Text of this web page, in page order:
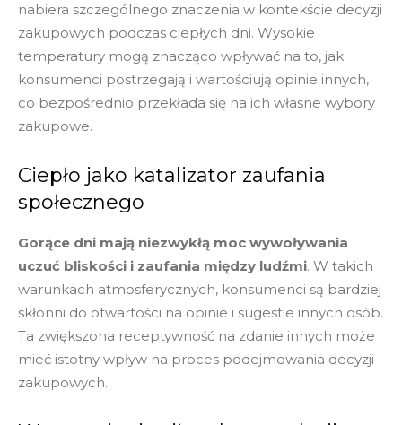
nabiera szczególnego znaczenia w kontekście decyzji
zakupowych podczas ciepłych dni. Wysokie
temperatury mogą znacząco wpływać na to, jak
konsumenci postrzegają i wartościują opinie innych,
co bezpośrednio przekłada się na ich własne wybory
zakupowe.
Ciepło jako katalizator zaufania
społecznego
Gorące dni mają niezwykłą moc wywoływania
uczuć bliskości i zaufania między ludźmi. W takich
warunkach atmosferycznych, konsumenci są bardziej
skłonni do otwartości na opinie i sugestie innych osób.
Ta zwiększona receptywność na zdanie innych może
mieć istotny wpływ na proces podejmowania decyzji
zakupowych.